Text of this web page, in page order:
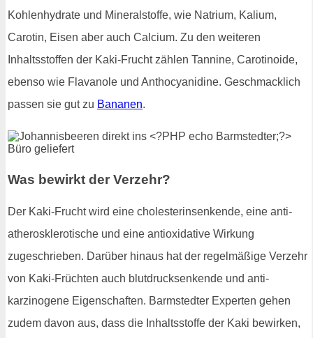
Kohlenhydrate und Mineralstoffe, wie Natrium, Kalium,
Carotin, Eisen aber auch Calcium. Zu den weiteren
Inhaltsstoffen der Kaki-Frucht zählen Tannine, Carotinoide,
ebenso wie Flavanole und Anthocyanidine. Geschmacklich
passen sie gut zu Bananen.
Was bewirkt der Verzehr?
Der Kaki-Frucht wird eine cholesterinsenkende, eine anti-
atherosklerotische und eine antioxidative Wirkung
zugeschrieben. Darüber hinaus hat der regelmäßige Verzehr
von Kaki-Früchten auch blutdrucksenkende und anti-
karzinogene Eigenschaften. Barmstedter Experten gehen
zudem davon aus, dass die Inhaltsstoffe der Kaki bewirken,